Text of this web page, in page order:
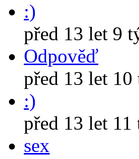
:)
před 13 let 9
Odpověď
před 13 let 10
:)
před 13 let 11
sex